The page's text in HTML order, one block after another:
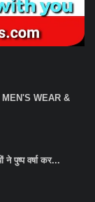
WEAR &
ने पुष्प वर्षा कर...